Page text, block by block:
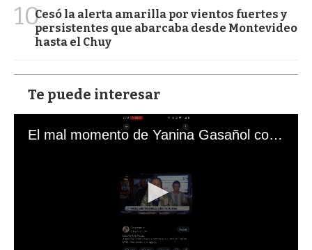
10Cesó la alerta amarilla por vientos fuertes y
persistentes que abarcaba desde Montevideo
hasta el Chuy
Te puede interesar
El mal momento de Yanina Gasañol con un hincha argentino en "Subrayado"